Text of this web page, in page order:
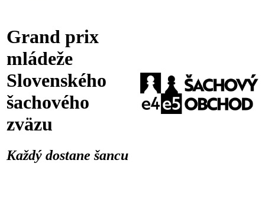
Grand prix
mládeže
Slovenského
šachového
zväzu
Každý dostane šancu